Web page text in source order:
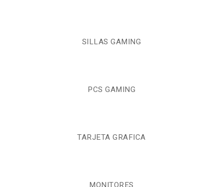
SILLAS GAMING
PCS GAMING
TARJETA GRAFICA